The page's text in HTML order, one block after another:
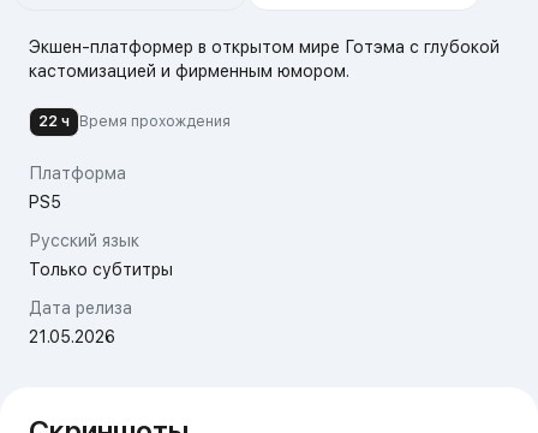
Экшен-платформер в открытом мире Готэма с глубокой
кастомизацией и фирменным юмором.
22 ч Время прохождения
Платформа
PS5
Русский язык
Только субтитры
Дата релиза
21.05.2026